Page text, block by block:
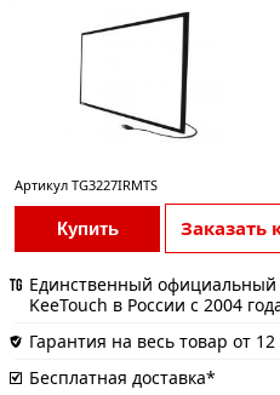
Артикул TG3227IRMTS
Купить Заказать
Единственный официальный
KeeTouch в России с 2004
Гарантия на весь товар от
Бесплатная доставка*